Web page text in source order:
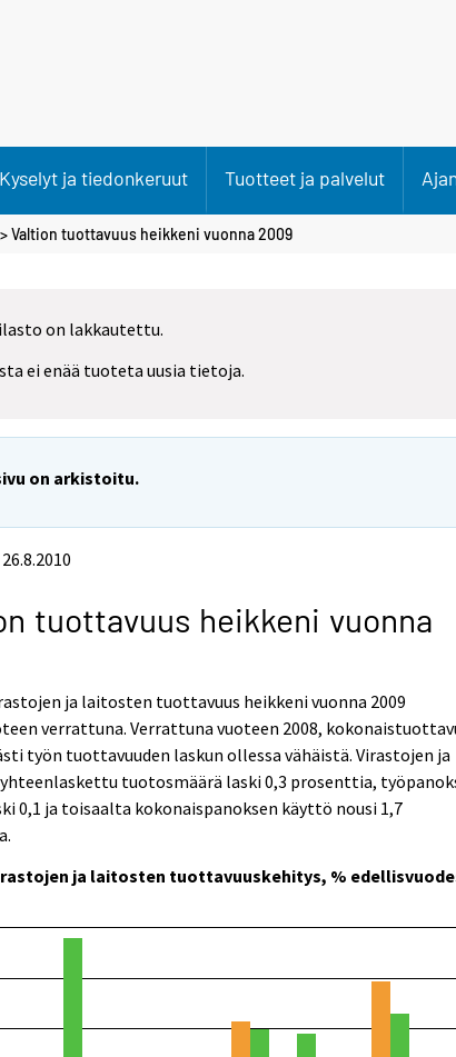
Kyselyt ja tiedonkeruut Tuotteet ja palvelut
> Valtion tuottavuus heikkeni vuonna 2009
on lakkautettu.
ei enää tuoteta uusia tietoja.
on arkistoitu.
tuottavuus heikkeni vuonna
ja laitosten tuottavuus heikkeni vuonna 2009
verrattuna. Verrattuna vuoteen 2008,
työn tuottavuuden laskun ollessa vähäistä. Virastojen ja
tuotosmäärä laski 0,3 prosenttia,
0,1 ja toisaalta kokonaispanoksen käyttö nousi 1,7
ja laitosten tuottavuuskehitys, %